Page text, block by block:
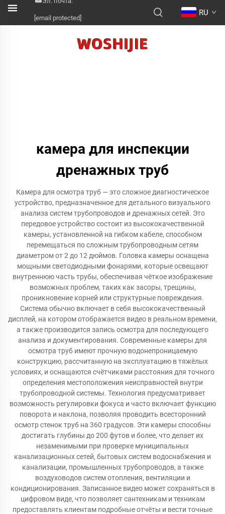
[email protected]
RU
камера для инспекции
дренажных труб
Камера для осмотра труб — это сложное диагностическое
устройство, предназначенное для детального визуального
анализа систем трубопроводов и дренажных сетей. Это
передовое устройство состоит из высококачественной
камеры, установленной на гибком кабеле, способном
перемещаться по сложным трубопроводным сетям
диаметром от 2 до 12 дюймов. Головка камеры оснащена
мощными светодиодными фонарями, которые освещают
внутреннюю часть трубы, обеспечивая чёткое изображение
возможных проблем, таких как засоры, трещины,
проникновение корней или структурные повреждения.
Система обычно включает в себя высококачественный
дисплей, на котором отображается видео в реальном времени,
а также производится запись осмотра для последующего
анализа и документирования. Современные камеры для
осмотра труб имеют прочную водонепроницаемую
конструкцию, рассчитанную на эксплуатацию в тяжёлых
условиях, и оснащаются счётчиками расстояния для точного
определения местоположения неисправностей внутри
трубопроводной системы. Технология предусматривает
возможность регулировки фокуса и часто включает функцию
поворота и наклона, позволяя проводить всесторонний
осмотр стенок труб на 360 градусов. Эти камеры способны
достигать глубины до 200 футов и более, что делает их
незаменимыми при проверке муниципальных
канализационных сетей, бытовых систем водоснабжения и
канализации, промышленных трубопроводов, а также
воздуховодов систем отопления, вентиляции и
кондиционирования. Записанное видео может сохраняться в
цифровом виде, что позволяет сантехникам и техникам
предоставлять клиентам подробные отчёты и вести точные